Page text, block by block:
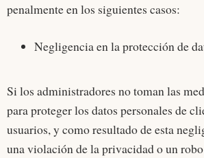
penalmente en los siguientes casos:
Negligencia en la protección de
Si los administradores no toman las
para proteger los datos personales de
usuarios, y como resultado de esta
una violación de la privacidad o un